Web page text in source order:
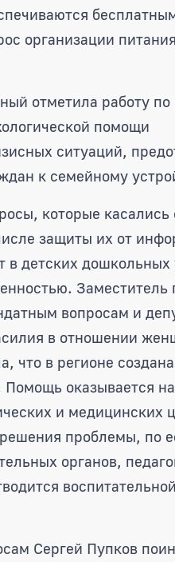
организации
отметила работу
помощи
ситуаций,
к семейному
которые касались
защиты их от
в детских
Заместитель
вопросам и
в отношении
что в регионе
оказывается
и медицинских
проблемы, по
органов,
Сергей Пупков